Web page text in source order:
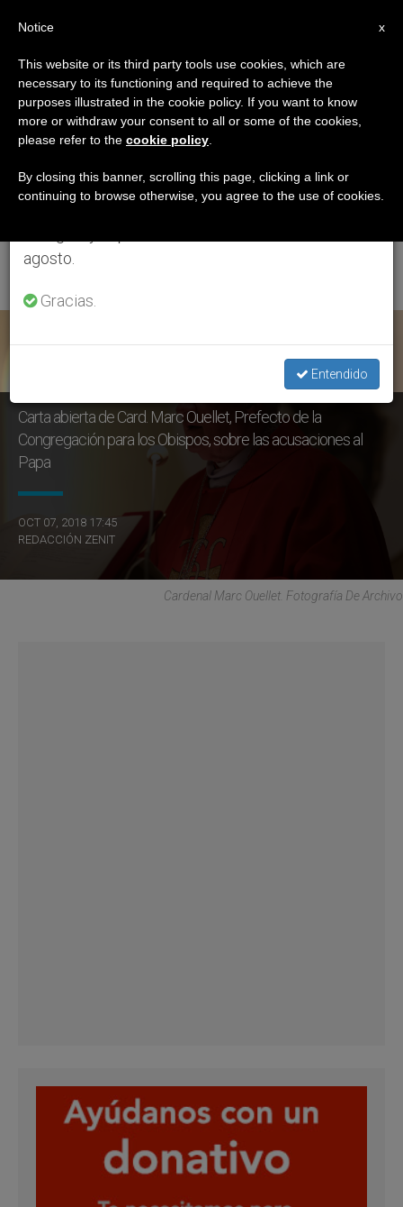
ETIQUETA
Posts Tagged
‘Prefecto De La
Congregación Para
Carta abierta de Card. Marc Ouellet, Prefecto de la
Congregación para los Obispos, sobre las acusaciones al
Papa
OCT 07, 2018 17:45
REDACCIÓN ZENIT
Cardenal Marc Ouellet. Fotografía De Archivo
×
Aviso importante
Del 27 de julio al 7 de agosto haremos la pausa
anual, aprovechando que en el periodo de verano
se generan menos informaciones y también el
agosto.
Gracias.
Entendido
x
Notice
This website or its third party tools use cookies, which are
necessary to its functioning and required to achieve the
purposes illustrated in the cookie policy. If you want to know
more or withdraw your consent to all or some of the cookies,
please refer to the cookie policy
By closing this banner, scrolling this page, clicking a link or
continuing to browse otherwise, you agree to the use of cookies.